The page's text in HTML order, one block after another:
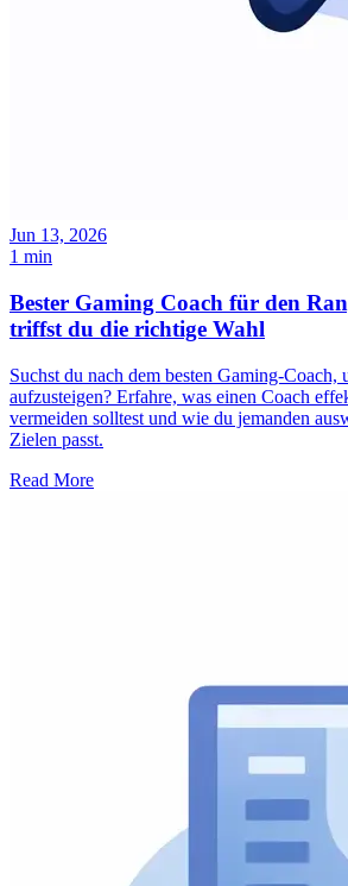
Jun 13, 2026
1 min
Bester Gaming Coach für den
triffst du die richtige Wahl
Suchst du nach dem besten Gaming-Coach,
aufzusteigen? Erfahre, was einen Coach
vermeiden solltest und wie du jemanden
Zielen passt.
Read More